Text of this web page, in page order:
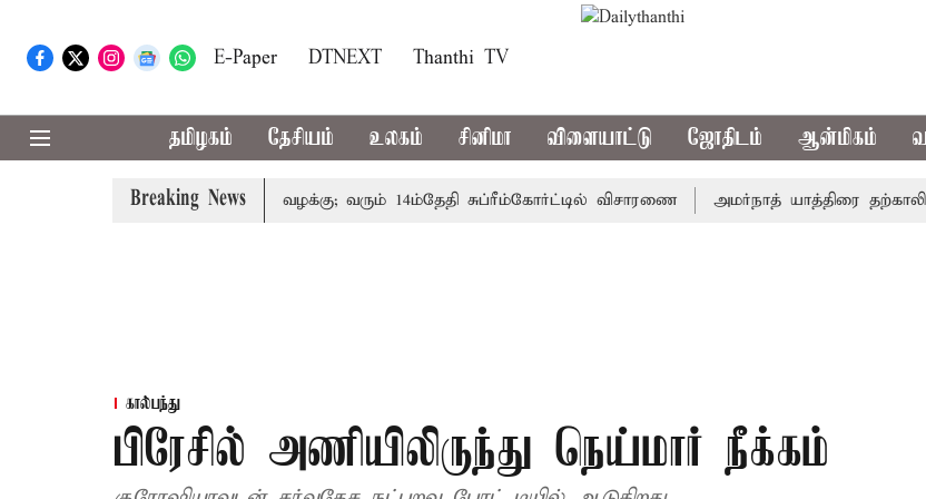
E-Paper DTNEXT Thanthi TV
தமிழகம் தேசியம் உலகம் சினிமா விளையாட்டு ஜோதிடம் ஆன்மிகம்
Breaking News
அரசுப்பணி வழக்கு; வரும் 14ம்தேதி சுப்ரீம்கோர்ட்டில் விசாரணை அமர்நாத் யாத்திரை தற்காலிகமாக
கால்பந்து
பிரேசில் அணியிலிருந்து நெய்மார் நீக்கம்